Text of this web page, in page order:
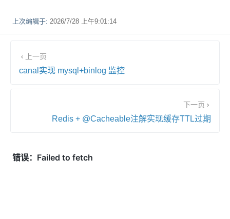
上次编辑于: 2026/7/28 上午9:01:14
上一页
canal实现 mysql+binlog 监控
下一页
Redis + @Cacheable注解实现缓存TTL过期